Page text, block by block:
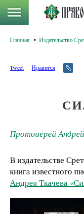
Главная Издательство
Tweet Нравится
Протоиерей
В издательстве
книга известного
Андрея Ткачева